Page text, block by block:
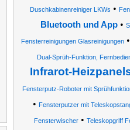
Duschkabinenreiniger LKWs •
Bluetooth und App •
Fensterreinigungen Glasreinigungen•
Dual-Sprüh-Funktion,
Infrarot-
Fensterputz-Roboter mit
• Fensterputzer mit
Fensterwischer • Teleskopgriff